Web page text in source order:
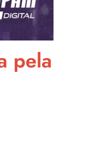
pela